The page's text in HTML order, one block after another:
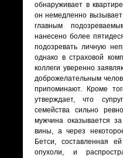
обнаруживает в
он немедленно
главным
нанесено более
подозревать личную
однако в страховой
коллеги уверенно
доброжелательным
припоминают. Кроме
утверждает, что
семейства сильно
мужчина оказывается
вины, а через
Бетси, составленная
опухоли, и